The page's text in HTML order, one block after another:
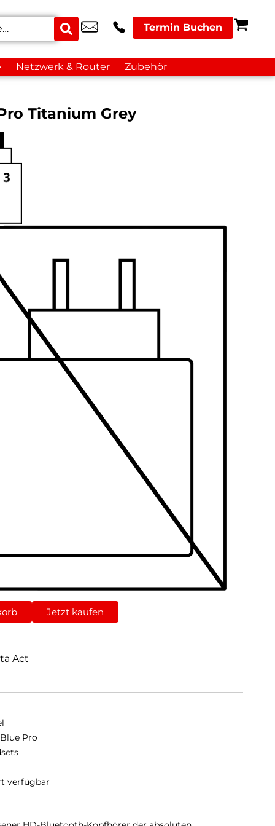
Termin Buchen
Netzwerk & Router Zubehör
Titanium Grey
Jetzt kaufen
Act
Pro
verfügbar